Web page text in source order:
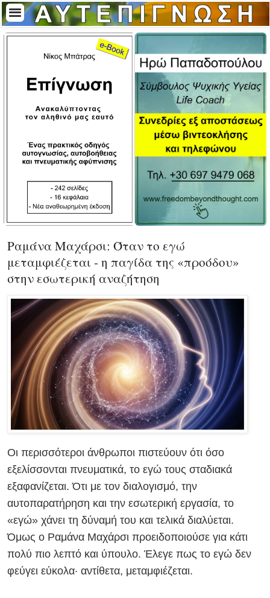
Ραμάνα Μαχάρσι: Όταν το εγώ
μεταμφιέζεται - η παγίδα της «προόδου»
στην εσωτερική αναζήτηση
Οι περισσότεροι άνθρωποι πιστεύουν ότι όσο
εξελίσσονται πνευματικά, το εγώ τους σταδιακά
εξαφανίζεται. Ότι με τον διαλογισμό, την
αυτοπαρατήρηση και την εσωτερική εργασία, το
«εγώ» χάνει τη δύναμή του και τελικά διαλύεται.
Όμως ο Ραμάνα Μαχάρσι προειδοποιούσε για κάτι
πολύ πιο λεπτό και ύπουλο. Έλεγε πως το εγώ δεν
φεύγει εύκολα· αντίθετα, μεταμφιέζεται.